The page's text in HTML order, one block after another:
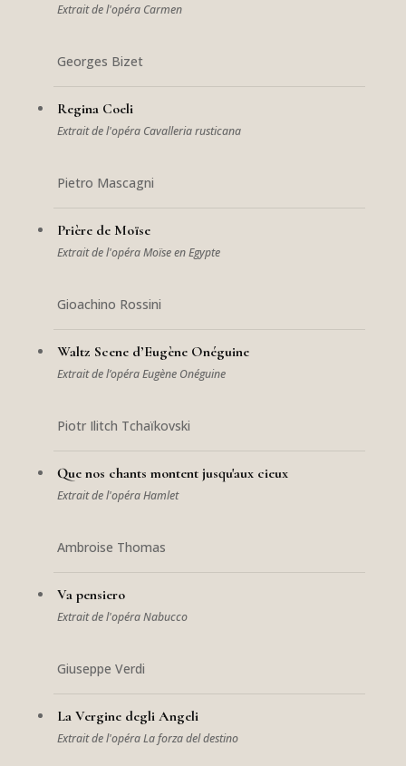
Extrait de l'opéra Carmen
Georges Bizet
Regina Coeli
Extrait de l'opéra Cavalleria rusticana
Pietro Mascagni
Prière de Moïse
Extrait de l'opéra Moïse en Egypte
Gioachino Rossini
Waltz Scene d’Eugène Onéguine
Extrait de l’opéra Eugène Onéguine
Piotr Ilitch Tchaïkovski
Que nos chants montent jusqu'aux cieux
Extrait de l'opéra Hamlet
Ambroise Thomas
Va pensiero
Extrait de l'opéra Nabucco
Giuseppe Verdi
La Vergine degli Angeli
Extrait de l'opéra La forza del destino